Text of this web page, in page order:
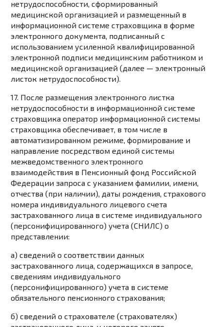
нетрудоспособности, сформированный
медицинской организацией и размещенный в
информационной системе страховщика в форме
электронного документа, подписанный с
использованием усиленной квалифицированной
электронной подписи медицинским работником и
медицинской организацией (далее — электронный
листок нетрудоспособности).
17. После размещения электронного листка
нетрудоспособности в информационной системе
страховщика оператор информационной системы
страховщика обеспечивает, в том числе в
автоматизированном режиме, формирование и
направление посредством единой системы
межведомственного электронного
взаимодействия в Пенсионный фонд Российской
Федерации запроса с указанием фамилии, имени,
отчества (при наличии), даты рождения, страхового
номера индивидуального лицевого счета
застрахованного лица в системе индивидуального
(персонифицированного) учета (СНИЛС) о
представлении:
а) сведений о соответствии данных
застрахованного лица, содержащихся в запросе,
сведениям индивидуального
(персонифицированного) учета в системе
обязательного пенсионного страхования;
б) сведений о страхователе (страхователях)